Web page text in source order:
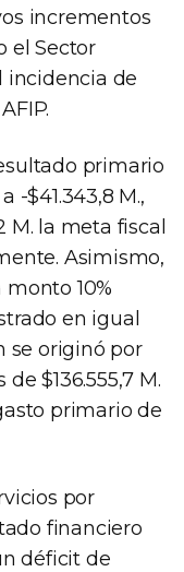
incrementos
el Sector
incidencia de
primario
-$41.343,8 M.,
M. la meta fiscal
Asimismo,
10%
en igual
se originó por
$136.555,7 M.
primario de
por
financiero
déficit de